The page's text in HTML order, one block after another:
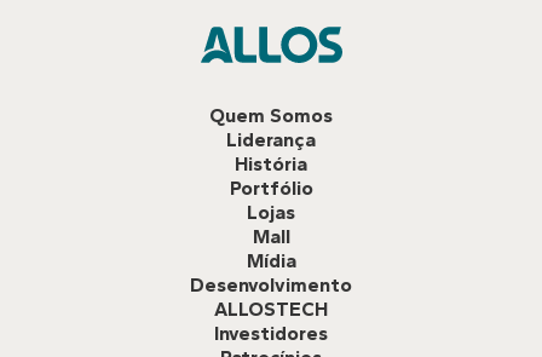
Quem Somos
Liderança
História
Portfólio
Lojas
Mall
Mídia
Desenvolvimento
ALLOSTECH
Investidores